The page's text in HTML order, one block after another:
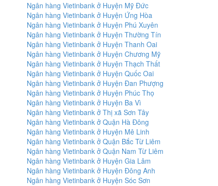
Ngân hàng Vietinbank ở Huyện Mỹ Đức
Ngân hàng Vietinbank ở Huyện Ứng Hòa
Ngân hàng Vietinbank ở Huyện Phú Xuyên
Ngân hàng Vietinbank ở Huyện Thường Tín
Ngân hàng Vietinbank ở Huyện Thanh Oai
Ngân hàng Vietinbank ở Huyện Chương Mỹ
Ngân hàng Vietinbank ở Huyện Thạch Thất
Ngân hàng Vietinbank ở Huyện Quốc Oai
Ngân hàng Vietinbank ở Huyện Đan Phượng
Ngân hàng Vietinbank ở Huyện Phúc Thọ
Ngân hàng Vietinbank ở Huyện Ba Vì
Ngân hàng Vietinbank ở Thị xã Sơn Tây
Ngân hàng Vietinbank ở Quận Hà Đông
Ngân hàng Vietinbank ở Huyện Mê Linh
Ngân hàng Vietinbank ở Quận Bắc Từ Liêm
Ngân hàng Vietinbank ở Quận Nam Từ Liêm
Ngân hàng Vietinbank ở Huyện Gia Lâm
Ngân hàng Vietinbank ở Huyện Đông Anh
Ngân hàng Vietinbank ở Huyện Sóc Sơn